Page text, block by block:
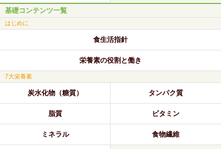
基礎コンテンツ一覧
はじめに
食生活指針
栄養素の役割と働き
7大栄養素
炭水化物（糖質） タンパク質
脂質 ビタミン
ミネラル 食物繊維